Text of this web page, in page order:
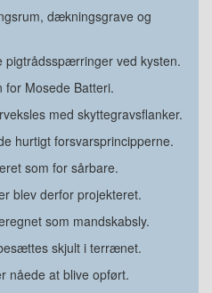
dækningsgrave og
pigtrådsspærringer ved kysten.
for Mosede Batteri.
med skyttegravsflanker.
hurtigt forsvarsprincipperne.
som for sårbare.
blev derfor projekteret.
som mandskabsly.
skjult i terrænet.
nåede at blive opført.